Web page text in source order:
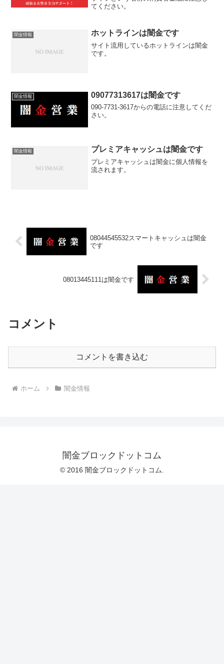
てください。
闇金情報 ホットラインは闇金です
サイト流用しているホットラインは闇金
です。
闇金情報 09077313617は闇金です
090-7731-3617からの電話に注意してくだ
さい。
闇金情報 プレミアキャッシュは闇金です
プレミアキャッシュは闇金に個人情報を
流されます。
08044545532スマートキャッシュは闇金
です
08013445111は闇金です
コメント
コメントを書き込む
ホーム 闇金情報
闇金ブロックドットコム
© 2016 闇金ブロックドットコム.